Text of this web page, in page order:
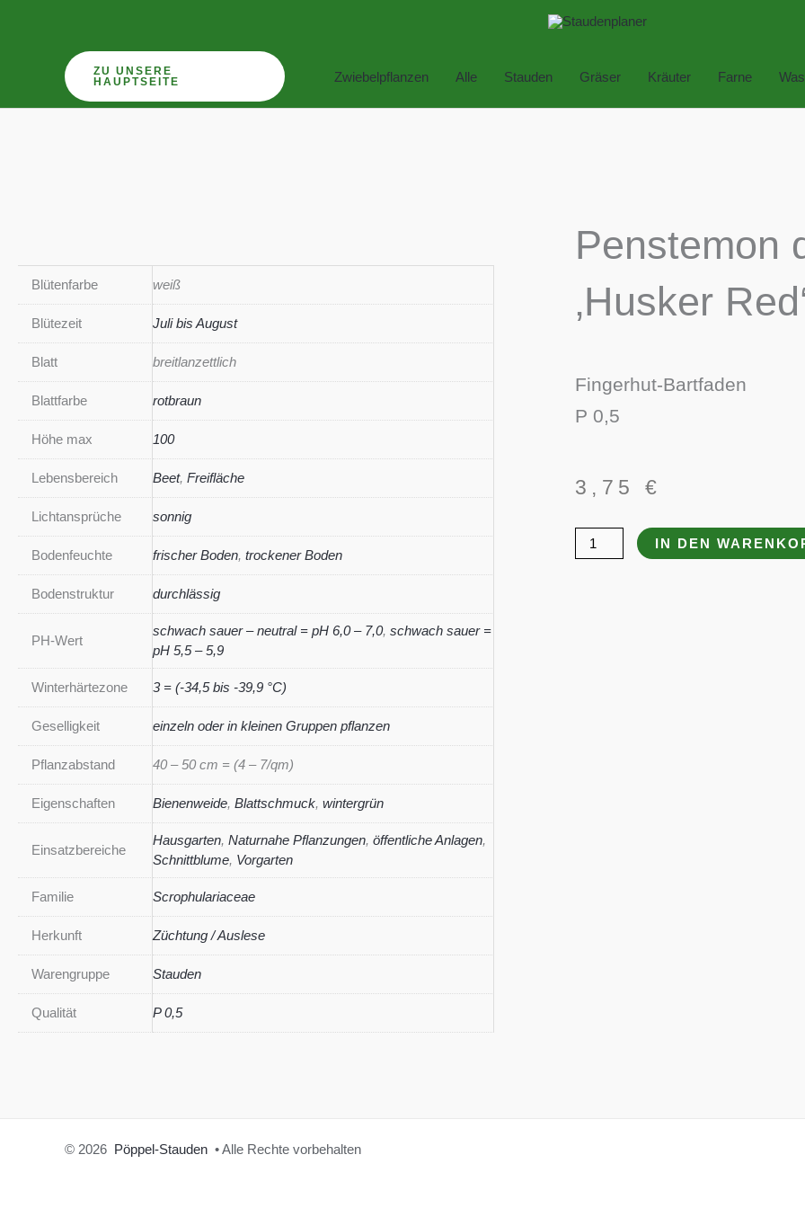
ZU UNSERE
HAUPTSEITE
Zwiebelpflanzen Alle Stauden Gräser Kräuter Farne
Blütenfarbe weiß
Blütezeit Juli bis August
Blatt breitlanzettlich
Blattfarbe rotbraun
Höhe max 100
Lebensbereich Beet, Freifläche
Lichtansprüche sonnig
Bodenfeuchte frischer Boden, trockener Boden
Bodenstruktur durchlässig
PH-Wert
schwach sauer – neutral = pH 6,0 – 7,0, schwach sauer =
pH 5,5 – 5,9
Winterhärtezone 3 = (-34,5 bis -39,9 °C)
Geselligkeit einzeln oder in kleinen Gruppen pflanzen
Pflanzabstand 40 – 50 cm = (4 – 7/qm)
Eigenschaften Bienenweide, Blattschmuck, wintergrün
Einsatzbereiche
Hausgarten, Naturnahe Pflanzungen, öffentliche Anlagen,
Schnittblume, Vorgarten
Familie Scrophulariaceae
Herkunft Züchtung / Auslese
Warengruppe Stauden
Qualität P 0,5
Penstemon
‚Husker
Fingerhut-Bartfaden
P 0,5
3,75 €
Penstemon
digitalis
IN DEN
© 2026 Pöppel-Stauden • Alle Rechte vorbehalten